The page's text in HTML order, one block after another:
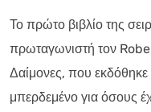
Το πρώτο βιβλίο της
πρωταγωνιστή τον
Δαίμονες, που εκδόθηκε
μπερδεμένο για όσους